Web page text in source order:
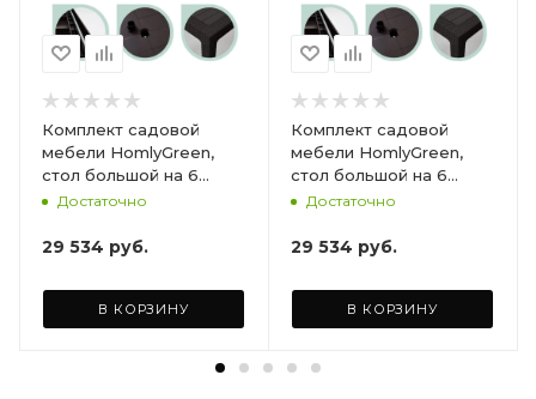
Комплект садовой
мебели HomlyGreen,
стол большой на 6
персон 153х79х70, 6
бордовыми подушками
Достаточно
29 534 руб.
В КОРЗИНУ
Комплект садовой
мебели HomlyGreen,
стол большой на 6
персон 153х79х70, 6
коричневыми
Достаточно
29 534 руб.
В КОРЗИНУ